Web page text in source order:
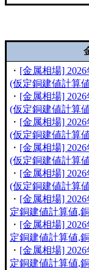
・ [金属相場]
(仮定銅建値計算
・ [金属相場]
(仮定銅建値計算
・ [金属相場]
(仮定銅建値計算
・ [金属相場]
(仮定銅建値計算
・ [金属相場]
(仮定銅建値計算
・ [金属相場]
定銅建値計算値,
・ [金属相場]
定銅建値計算値,
・ [金属相場]
定銅建値計算値,